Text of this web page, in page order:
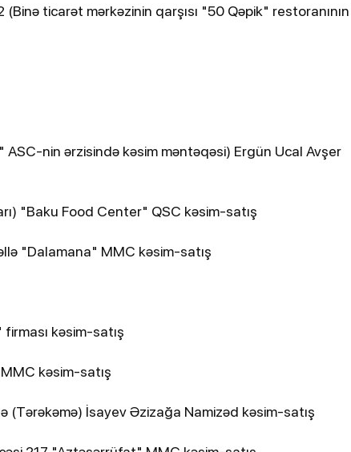
ticarət mərkəzinin qarşısı "50 Qəpik" restoranının
ASC-nin ərzisində kəsim məntəqəsi) Ergün Ucal Avşer
"Baku Food Center" QSC kəsim-satış
"Dalamana" MMC kəsim-satış
kəsim-satış
kəsim-satış
(Tərəkəmə) İsayev Əzizağa Namizəd kəsim-satış